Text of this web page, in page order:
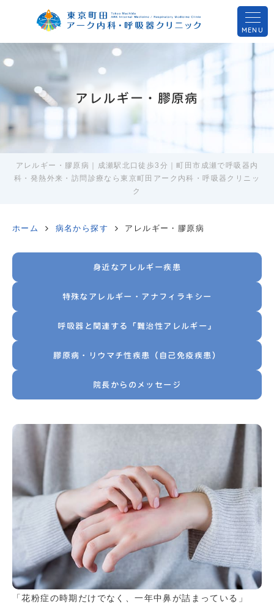
MENU
アレルギー・膠原病
アレルギー・膠原病｜成瀬駅北口徒歩3分｜町田市成瀬で呼吸器内
科・発熱外来・訪問診療なら東京町田アーク内科・呼吸器クリニッ
ク
ホーム 病名から探す アレルギー・膠原病
身近なアレルギー疾患
特殊なアレルギー・アナフィラキシー
呼吸器と関連する「難治性アレルギー」
膠原病・リウマチ性疾患（自己免疫疾患）
院長からのメッセージ
「花粉症の時期だけでなく、一年中鼻が詰まっている」